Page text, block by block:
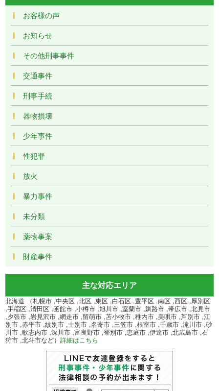
お客様の声
お知らせ
その他刑事事件
交通事件
刑事手続
器物損壊
少年事件
性犯罪
放火
暴力事件
未分類
薬物事案
財産事件
主な対応エリア
北海道 （札幌市 ,中央区 ,北区 ,東区 ,白石区 ,豊平区 ,南区 ,西区 ,厚別区
,手稲区 ,清田区 ,函館市 ,小樽市 ,旭川市 ,室蘭市 ,釧路市 ,帯広市 ,北見市
,夕張市 ,岩見沢市 ,網走市 ,留萌市 ,苫小牧市 ,稚内市 ,美唄市 ,芦別市 ,江
別市 ,赤平市 ,紋別市 ,士別市 ,名寄市 ,三笠市 ,根室市 ,千歳市 ,滝川市 ,砂
川市 ,歌志内市 ,深川市 ,富良野市 ,登別市 ,恵庭市 ,伊達市 ,北広島市 ,石
狩市 ,北斗市など）詳細はこちら